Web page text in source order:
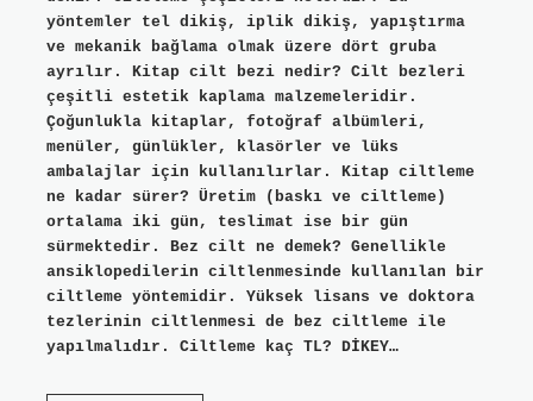
yöntemler tel dikiş, iplik dikiş, yapıştırma
ve mekanik bağlama olmak üzere dört gruba
ayrılır. Kitap cilt bezi nedir? Cilt bezleri
çeşitli estetik kaplama malzemeleridir.
Çoğunlukla kitaplar, fotoğraf albümleri,
menüler, günlükler, klasörler ve lüks
ambalajlar için kullanılırlar. Kitap ciltleme
ne kadar sürer? Üretim (baskı ve ciltleme)
ortalama iki gün, teslimat ise bir gün
sürmektedir. Bez cilt ne demek? Genellikle
ansiklopedilerin ciltlenmesinde kullanılan bir
ciltleme yöntemidir. Yüksek lisans ve doktora
tezlerinin ciltlenmesi de bez ciltleme ile
yapılmalıdır. Ciltleme kaç TL? DİKEY…